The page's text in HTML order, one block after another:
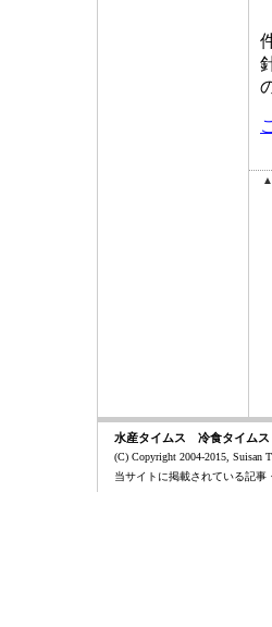
水産タイムス 冷食タイムス
(C) Copyright 2004-2015, Suisan
当サイトに掲載されている記